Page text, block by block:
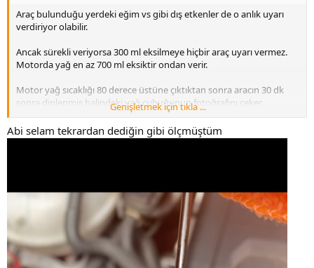
dikkat etmelisiniz.
Araç bulunduğu yerdeki eğim vs gibi dış etkenler de o anlık uyarı
verdiriyor olabilir.
Ancak sürekli veriyorsa 300 ml eksilmeye hiçbir araç uyarı vermez.
Motorda yağ en az 700 ml eksiktir ondan verir.
Motor yağ sıcaklığı 80 derece üstüne çıktıktan sonra aracın 30 dk
sonra dinlenmiş halindeki yağ çubuğunun fotoğrafını çeker
atarsanız daha net anlarız.
Genişletmek için tıkla ...
Abi selam tekrardan dediğin gibi ölçmüştüm